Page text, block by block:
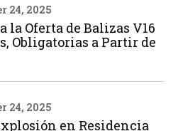
24, 2025
la Oferta de Balizas V16
Obligatorias a Partir de
24, 2025
en Residencia